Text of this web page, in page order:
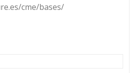
cme/bases/